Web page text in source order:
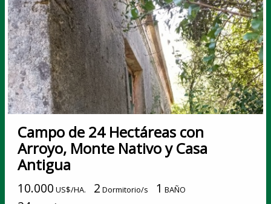
Campo de 24 Hectáreas con
Arroyo, Monte Nativo y Casa
Antigua
10.000 US$/HA. 2 Dormitorio/s 1 BAÑO